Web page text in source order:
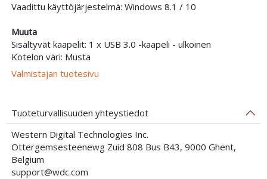
Vaadittu käyttöjärjestelmä: Windows 8.1 / 10
Muuta
Sisältyvät kaapelit: 1 x USB 3.0 -kaapeli - ulkoinen
Kotelon väri: Musta
Valmistajan tuotesivu
Tuoteturvallisuuden yhteystiedot
Western Digital Technologies Inc.
Ottergemsesteenewg Zuid 808 Bus B43, 9000 Ghent,
Belgium
support@wdc.com